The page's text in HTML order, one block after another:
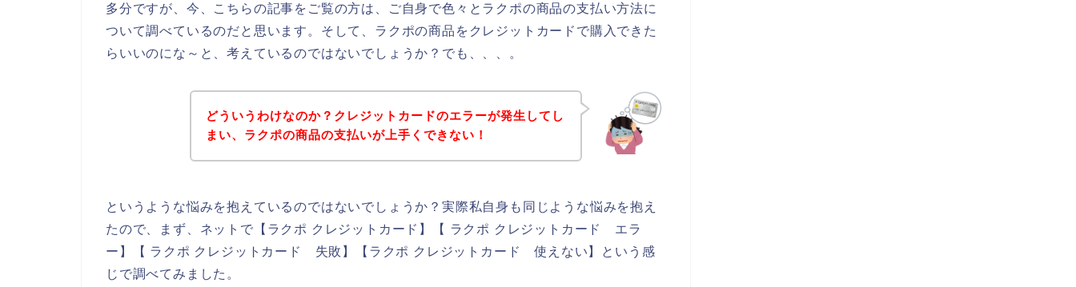
多分ですが、今、こちらの記事をご覧の方は、ご自身で色々とラクポの商品の支払い方法に
ついて調べているのだと思います。そして、ラクポの商品をクレジットカードで購入できた
らいいのにな～と、考えているのではないでしょうか？でも、、、。
どういうわけなのか？クレジットカードのエラーが発生してし
まい、ラクポの商品の支払いが上手くできない！
というような悩みを抱えているのではないでしょうか？実際私自身も同じような悩みを抱え
たので、まず、ネットで【ラクポ クレジットカード】【 ラクポ クレジットカード エラ
ー】【 ラクポ クレジットカード 失敗】【ラクポ クレジットカード 使えない】という感
じで調べてみました。